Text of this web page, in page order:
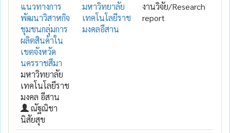
แนวทางการ
พัฒนาวิสาหกิจ
ชุมชนกลุ่มการ
ผลิตสินค้าใน
เขตจังหวัด
นครราชสีมา
มหาวิทยาลัย
เทคโนโลยีราช
มงคล อีสาน
ณัฐณิชา
นิสัยสุข
มหาวิทยาลัย
เทคโนโลยีราช
มงคลอีสาน
งานวิจัย/Research
report